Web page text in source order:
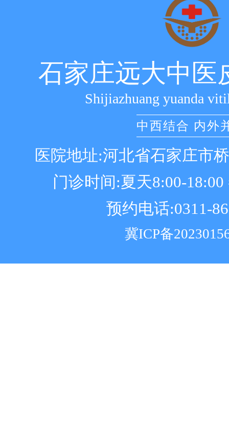
石家庄远大中医
Shijiazhuang yuanda
中西结合 内外
医院地址:河北省石家庄市
门诊时间:夏天8:00-18:00
预约电话:0311-
冀ICP备